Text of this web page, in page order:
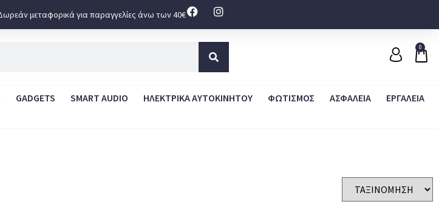
μεταφορικά για παραγγελίες άνω των 40€
0
GADGETS SMART AUDIO ΗΛΕΚΤΡΙΚΑ ΑΥΤΟΚΙΝΗΤΟΥ ΦΩΤΙΣΜΟΣ ΑΣΦΑΛΕΙΑ
ΕΡΓΑΛΕΙΑ